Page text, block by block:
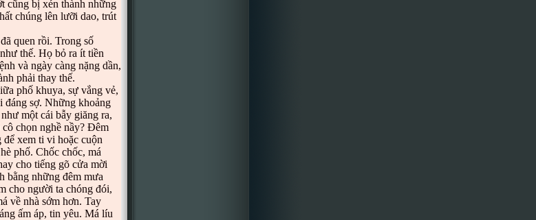
cũng bị xén thành những
chúng lên lưỡi dao, trút
quen rồi. Trong số
thế. Họ bỏ ra ít tiền
và ngày càng nặng dần,
phải thay thế.
phố khuya, sự vắng vẻ,
đáng sợ. Những khoảng
một cái bẫy giăng ra,
chọn nghề nầy? Đêm
xem ti vi hoặc cuộn
phố. Chốc chốc, má
cho tiếng gõ cửa mời
bằng những đêm mưa
cho người ta chóng đói,
về nhà sớm hơn. Tay
ấm áp, tin yêu. Má líu